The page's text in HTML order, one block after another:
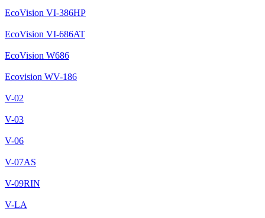
EcoVision VI-386HP
EcoVision VI-686AT
EcoVision W686
Ecovision WV-186
V-02
V-03
V-06
V-07AS
V-09RIN
V-LA